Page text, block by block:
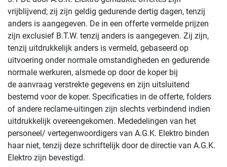
vrijblijvend; zij zijn geldig gedurende dertig dagen, tenzij
anders is aangegeven. De in een offerte vermelde prijzen
zijn exclusief B.T.W. tenzij anders is aangegeven. Zij zijn,
tenzij uitdrukkelijk anders is vermeld, gebaseerd op
uitvoering onder normale omstandigheden en gedurende
normale werkuren, alsmede op door de koper bij
de aanvraag verstrekte gegevens en zijn uitsluitend
bestemd voor de koper. Specificaties in de offerte, folders
of andere reclame-uitingen zijn slechts verbindend indien
uitdrukkelijk overeengekomen. Mededelingen van het
personeel/ vertegenwoordigers van A.G.K. Elektro binden
haar niet, tenzij deze schriftelijk door de directie van A.G.K.
Elektro zijn bevestigd.